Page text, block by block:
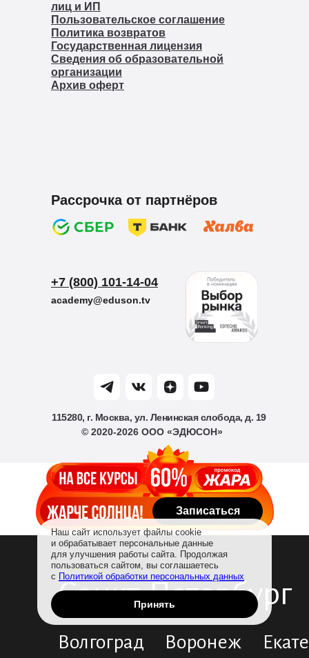
+7 (800) 101-14-04
academy@eduson.tv
115280, г. Москва, ул. Ленинская слобода, д. 19
© 2020-2026 ООО «ЭДЮСОН»
Рассрочка от партнёров
лиц и ИП
Пользовательское соглашение
Политика возвратов
Государственная лицензия
Сведения об образовательной
организации
Архив оферт
Записаться
Принять
Наш сайт использует файлы cookie
и обрабатывает персональные данные
для улучшения работы сайта. Продолжая
пользоваться сайтом, вы соглашаетесь
с Политикой обработки персональных данных
Санкт-Петербург
Волгоград Воронеж